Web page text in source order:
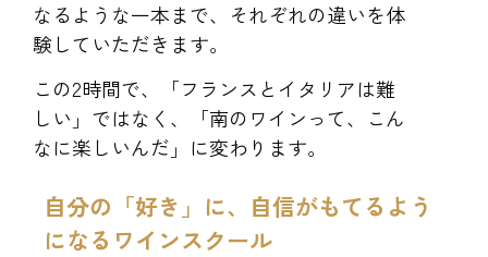
なるような一本まで、それぞれの違いを体
験していただきます。
この2時間で、「フランスとイタリアは難
しい」ではなく、「南のワインって、こん
なに楽しいんだ」に変わります。
自分の「好き」に、自信がもてるよう
になるワインスクール